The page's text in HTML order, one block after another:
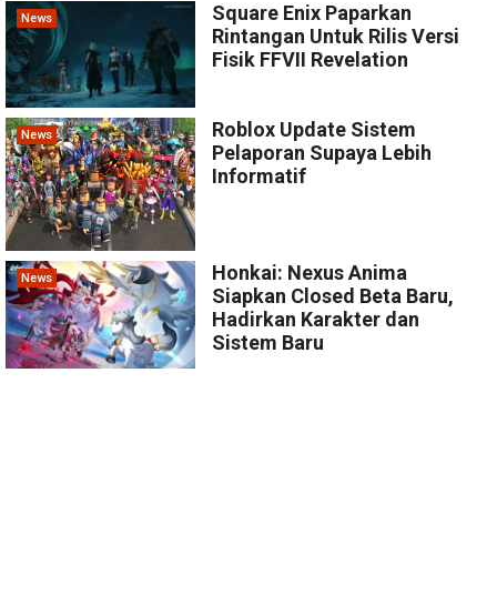
News
Square Enix Paparkan
Rintangan Untuk Rilis Versi
Fisik FFVII Revelation
News
Roblox Update Sistem
Pelaporan Supaya Lebih
Informatif
News
Honkai: Nexus Anima
Siapkan Closed Beta Baru,
Hadirkan Karakter dan
Sistem Baru